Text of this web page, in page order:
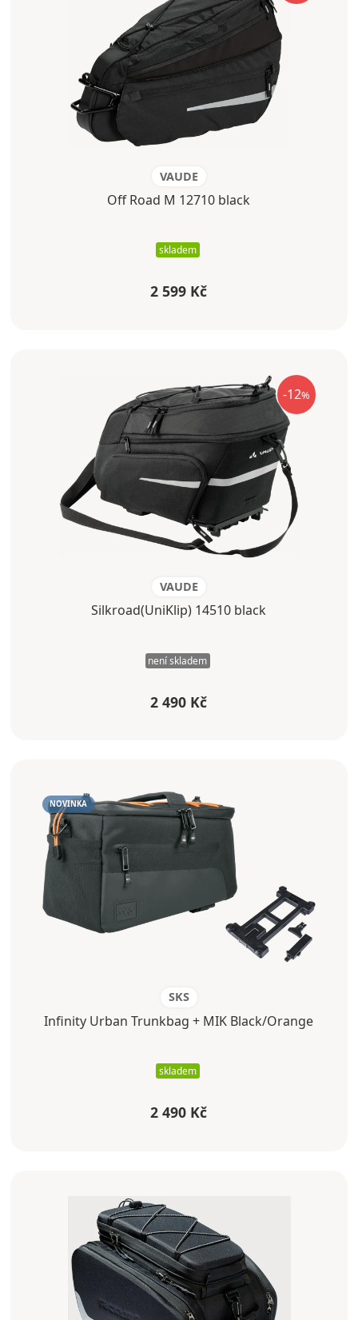
VAUDE
Off Road M 12710 black
skladem
2 599 Kč
-12%
VAUDE
Silkroad(UniKlip) 14510 black
není skladem
2 490 Kč
NOVINKA
SKS
Infinity Urban Trunkbag + MIK Black/Orange
skladem
2 490 Kč